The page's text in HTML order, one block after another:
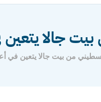
جالا يتعين
من بيت جالا يتعين في